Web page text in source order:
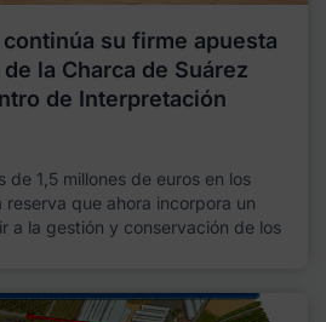
su firme apuesta
la Charca de Suárez
de Interpretación
de 1,5 millones de euros en los
reserva que ahora incorpora un
a la gestión y conservación de los